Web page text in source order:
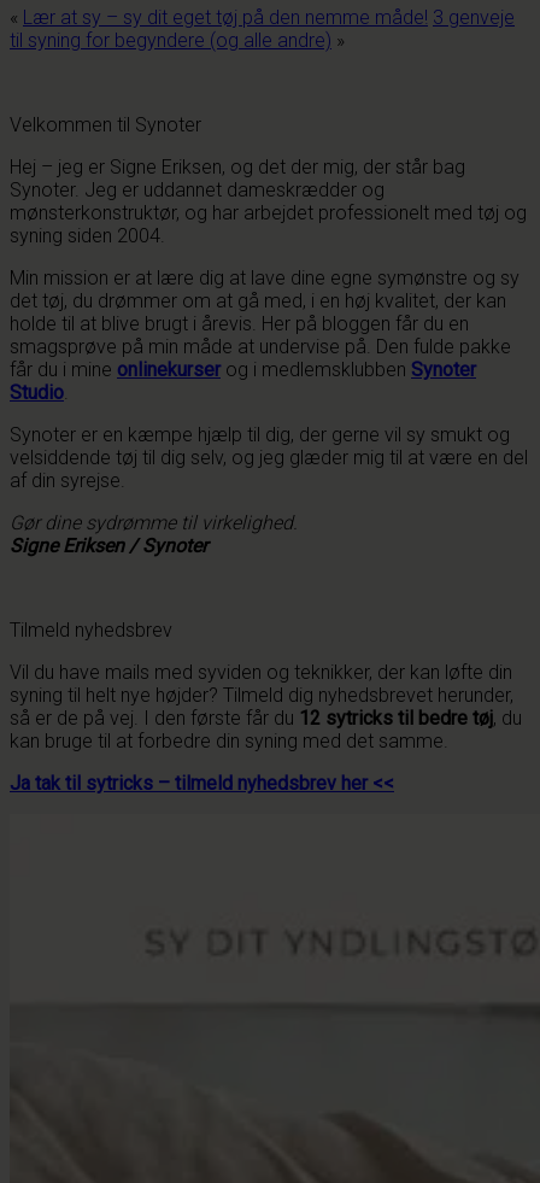
« Lær at sy – sy dit eget tøj på den nemme måde! 3 genveje
til syning for begyndere (og alle andre) »
Velkommen til Synoter
Hej – jeg er Signe Eriksen, og det der mig, der står bag
Synoter. Jeg er uddannet dameskrædder og
mønsterkonstruktør, og har arbejdet professionelt med tøj og
syning siden 2004.
Min mission er at lære dig at lave dine egne symønstre og sy
det tøj, du drømmer om at gå med, i en høj kvalitet, der kan
holde til at blive brugt i årevis. Her på bloggen får du en
smagsprøve på min måde at undervise på. Den fulde pakke
får du i mine onlinekurserog i medlemsklubben Synoter
Studio
Synoter er en kæmpe hjælp til dig, der gerne vil sy smukt og
velsiddende tøj til dig selv, og jeg glæder mig til at være en del
af din syrejse.
Gør dine sydrømme til virkelighed.
Signe Eriksen / Synoter
Tilmeld nyhedsbrev
Vil du have mails med syviden og teknikker, der kan løfte din
syning til helt nye højder? Tilmeld dig nyhedsbrevet herunder,
så er de på vej. I den første får du 12 sytricks til bedre tøj, du
kan bruge til at forbedre din syning med det samme.
Ja tak til sytricks – tilmeld nyhedsbrev her <<